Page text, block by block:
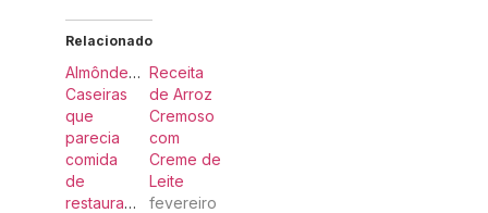
Relacionado
Almôndegas
Caseiras
que
parecia
comida
de
restaurante
Receita
de Arroz
Cremoso
com
Creme de
Leite
fevereiro